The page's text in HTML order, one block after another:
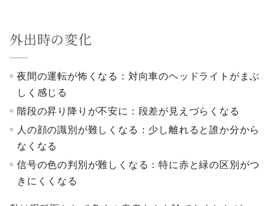
外出時の変化
夜間の運転が怖くなる：対向車のヘッドライトがまぶ
しく感じる
階段の昇り降りが不安に：段差が見えづらくなる
人の顔の識別が難しくなる：少し離れると誰か分から
なくなる
信号の色の判別が難しくなる：特に赤と緑の区別がつ
きにくくなる